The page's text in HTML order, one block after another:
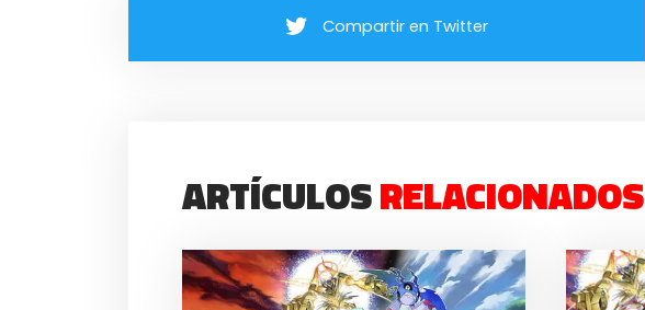
Compartir en Twitter
ARTÍCULOSRELACIONADOS